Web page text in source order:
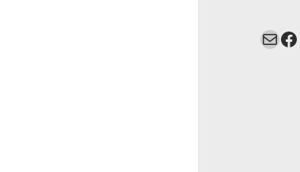
Mail Facebook